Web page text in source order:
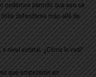
podemos permitir que eso se
defenderse más allá de
nivel estatal. ¿Cómo lo ves?
que empezaron en